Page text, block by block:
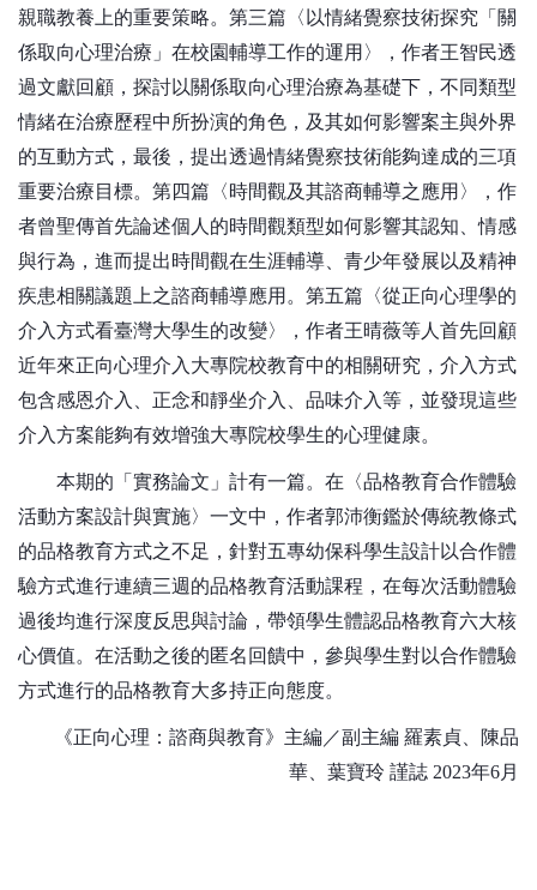
親職教養上的重要策略。第三篇〈以情緒覺察技術探究「關
係取向心理治療」在校園輔導工作的運用〉，作者王智民透
過文獻回顧，探討以關係取向心理治療為基礎下，不同類型
情緒在治療歷程中所扮演的角色，及其如何影響案主與外界
的互動方式，最後，提出透過情緒覺察技術能夠達成的三項
重要治療目標。第四篇〈時間觀及其諮商輔導之應用〉，作
者曾聖傳首先論述個人的時間觀類型如何影響其認知、情感
與行為，進而提出時間觀在生涯輔導、青少年發展以及精神
疾患相關議題上之諮商輔導應用。第五篇〈從正向心理學的
介入方式看臺灣大學生的改變〉，作者王晴薇等人首先回顧
近年來正向心理介入大專院校教育中的相關研究，介入方式
包含感恩介入、正念和靜坐介入、品味介入等，並發現這些
介入方案能夠有效增強大專院校學生的心理健康。
本期的「實務論文」計有一篇。在〈品格教育合作體驗
活動方案設計與實施〉一文中，作者郭沛衡鑑於傳統教條式
的品格教育方式之不足，針對五專幼保科學生設計以合作體
驗方式進行連續三週的品格教育活動課程，在每次活動體驗
過後均進行深度反思與討論，帶領學生體認品格教育六大核
心價值。在活動之後的匿名回饋中，參與學生對以合作體驗
方式進行的品格教育大多持正向態度。
《正向心理：諮商與教育》主編／副主編 羅素貞、陳品
華、葉寶玲 謹誌 2023年6月